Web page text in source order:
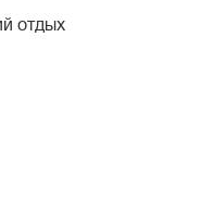
отдых